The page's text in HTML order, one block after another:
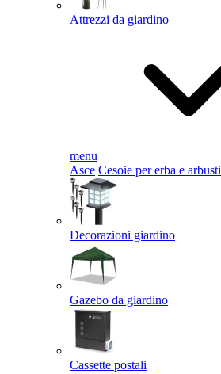
Attrezzi da giardino
menu
Asce Cesoie per erba e arbusti
Decorazioni giardino
Gazebo da giardino
Cassette postali